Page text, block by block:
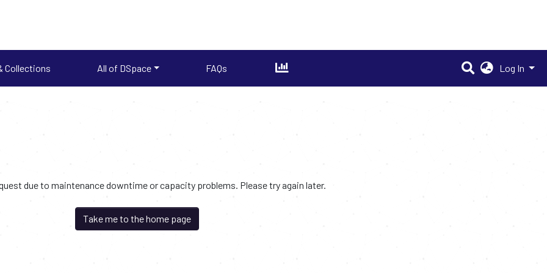
Collections All of DSpace FAQs Log In
due to maintenance downtime or capacity problems. Please try again later.
Take me to the home page